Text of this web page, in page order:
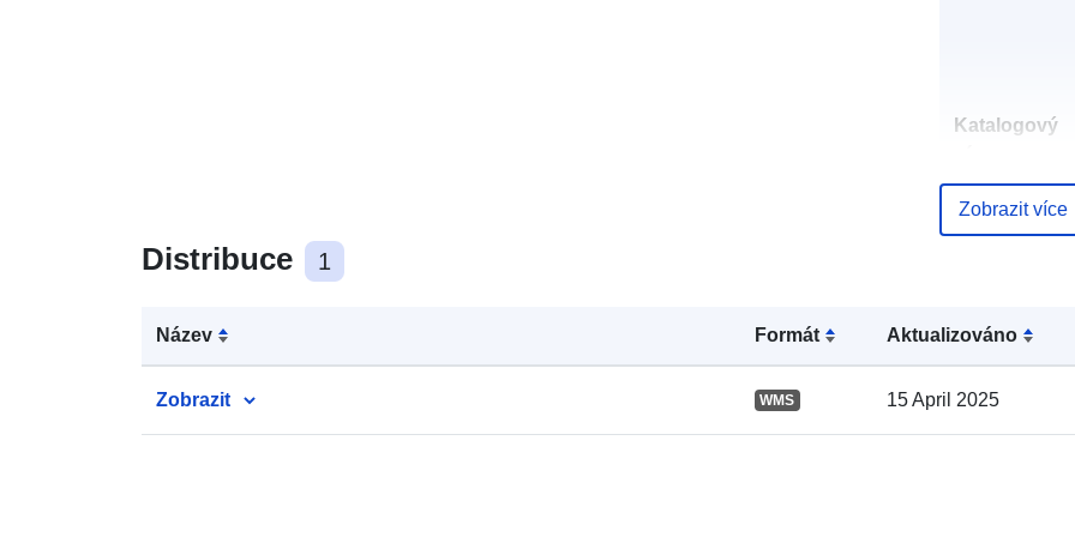
Distribuce 1
Název Formát Aktualizováno
Zobrazit WMS 15 April 2025
Katalogový
Zobrazit více